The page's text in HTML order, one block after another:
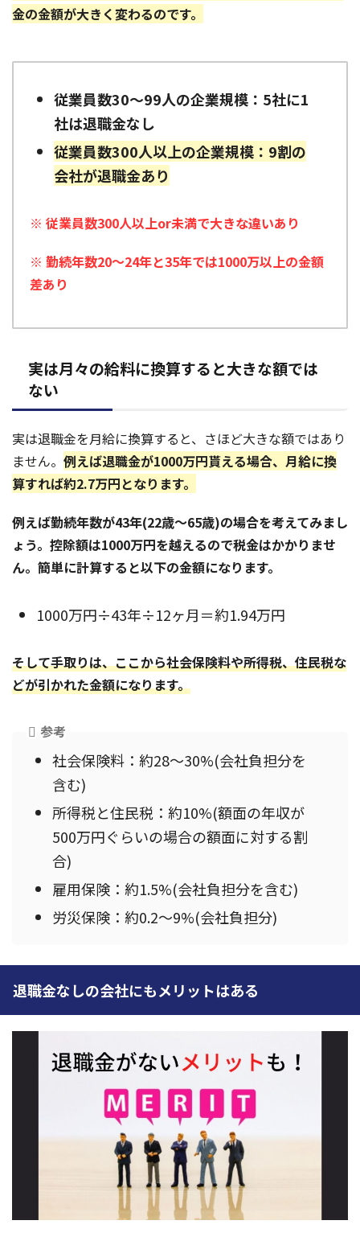
金の金額が大きく変わるのです。
従業員数30〜99人の企業規模：5社に1
社は退職金なし
従業員数300人以上の企業規模：9割の
会社が退職金あり
※ 従業員数300人以上or未満で大きな違いあり
※ 勤続年数20〜24年と35年では1000万以上の金額
差あり
実は月々の給料に換算すると大きな額では
ない
実は退職金を月給に換算すると、さほど大きな額ではあり
ません。 例えば退職金が1000万円貰える場合、月給に換
算すれば約2.7万円となります。
例えば勤続年数が43年(22歳〜65歳)の場合を考えてみまし
ょう。控除額は1000万円を越えるので税金はかかりませ
ん。簡単に計算すると以下の金額になります。
1000万円÷43年÷12ヶ月＝約1.94万円
そして手取りは、ここから社会保険料や所得税、住民税な
どが引かれた金額になります。
参考
社会保険料：約28～30%(会社負担分を
含む)
所得税と住民税：約10%(額面の年収が
500万円ぐらいの場合の額面に対する割
合)
雇用保険：約1.5%(会社負担分を含む)
労災保険：約0.2～9%(会社負担分)
退職金なしの会社にもメリットはある